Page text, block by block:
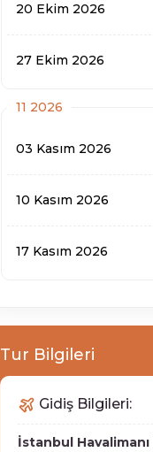
20 Ekim 2026
27 Ekim 2026
11 2026
03 Kasım 2026
10 Kasım 2026
17 Kasım 2026
Tur Bilgileri
Gidiş Bilgileri:
İstanbul Havalimanı